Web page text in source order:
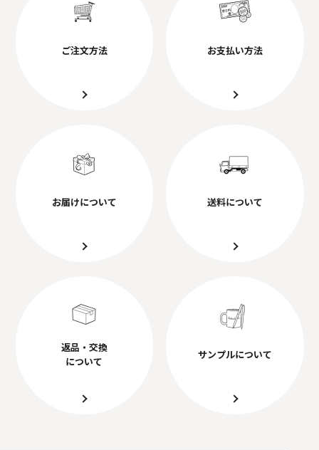
ご注文方法 お支払い方法
お届けについて 送料について
返品・交換
について
サンプルについて